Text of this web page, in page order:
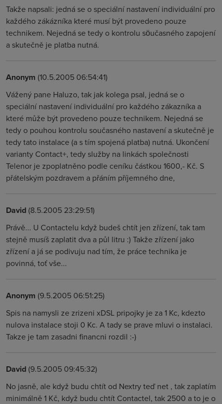
Takže napsali: jedná se o speciální nastavení individuální pro
každého zákázníka které musí být provedeno pouze
technikem. Nejedná se tedy o kontrolu söučasného zapojení
a skutečně je platba nutná.
Anonym (10.5.2005 06:54:41)
Vážený pane Haluzo, tak jak kolega psal, jedná se o
speciální nastavení individuální pro každého zákazníka a
které může být provedeno pouze technikem. Nejedná se
tedy o pouhou kontrolu současného nastavení a skutečně je
tedy tato instalace (a s tím spojená platba) nutná. Ukončení
varianty Contact+, tedy služby na linkách společnosti
Telenor je zpoplatněno podle ceníku částkou 1600,- Kč. S
přátelským pozdravem a přáním příjemného dne,
David(8.5.2005 23:29:51)
Právě... U Contactelu když budeš chtít jen zřízení, tak tam
stejně musíš zaplatit dva a půl litru :) Takže zřízení jako
zřízení a já se podivuju nad tím, že práce technika je
povinná, toť vše...
Anonym (9.5.2005 06:51:25)
Spis na namysli ze zrizeni xDSL pripojky je za 1 Kc, kdezto
nulova instalace stoji 0 Kc. A tady se prave mluvi o instalaci.
Takze je tam zasadni financni rozdil :-)
David(9.5.2005 09:45:32)
No jasně, ale když budu chtít od Nextry teď net , tak zaplatím
minimálně 1 Kč, když budu chtít Contactel, tak 2500 a to je o